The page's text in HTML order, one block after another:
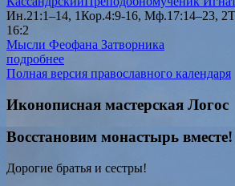
Ин.21:1–14, 1Кор.4:9-16, Мф.17:14–23,
16:2
Мысли Феофана Затворника
подробнее
Полная версия православного календаря
Иконописная мастерская Логос
Восстановим монастырь вместе!
Дорогие братья и сестры!